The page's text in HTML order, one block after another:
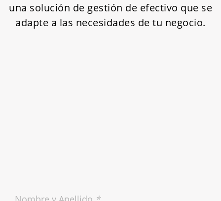
una solución de gestión de efectivo que se
adapte a las necesidades de tu negocio.